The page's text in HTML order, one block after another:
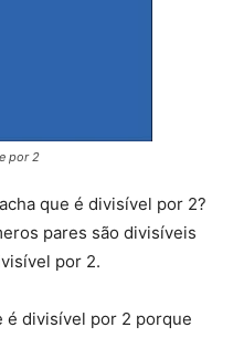
por 2
que é divisível por 2?
pares são divisíveis
por 2.
é divisível por 2 porque